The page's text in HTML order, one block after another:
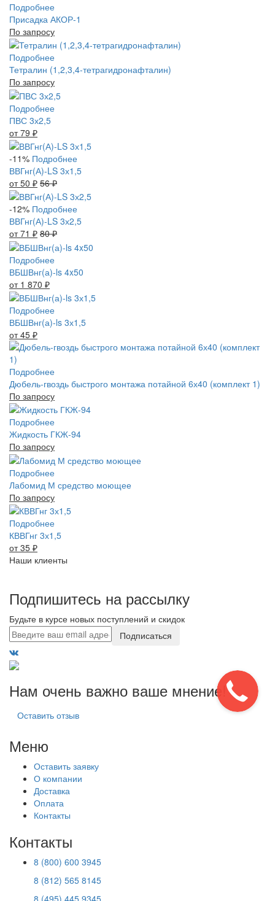
Подробнее
Присадка АКОР-1
По запросу
Подробнее
Тетралин (1,2,3,4-тетрагидронафталин)
По запросу
Подробнее
ПВС 3х2,5
от 79 ₽
-11% Подробнее
ВВГнг(А)-LS 3х1,5
от 50 ₽ 56₽
-12% Подробнее
ВВГнг(А)-LS 3х2,5
от 71 ₽ 80₽
Подробнее
ВБШВнг(а)-ls 4x50
от 1 870 ₽
Подробнее
ВБШВнг(а)-ls 3х1,5
от 45 ₽
Подробнее
Дюбель-гвоздь быстрого монтажа потайной 6х40 (комплект 1)
По запросу
Подробнее
Жидкость ГКЖ-94
По запросу
Подробнее
Лабомид М средство моющее
По запросу
Подробнее
КВВГнг 3х1,5
от 35 ₽
Наши клиенты
Подпишитесь на рассылку
Будьте в курсе новых поступлений и скидок
Подписаться
Нам очень важно ваше мнение!
Оставить отзыв
Меню
Оставить заявку
О компании
Доставка
Оплата
Контакты
Контакты
8 (800) 600 3945
8 (812) 565 8145